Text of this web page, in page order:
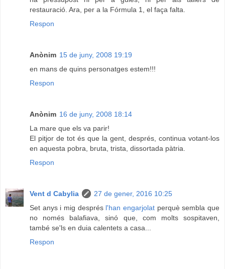
restauració. Ara, per a la Fórmula 1, el faça falta.
Respon
Anònim 15 de juny, 2008 19:19
en mans de quins personatges estem!!!
Respon
Anònim 16 de juny, 2008 18:14
La mare que els va parir!
El pitjor de tot és que la gent, després, continua votant-los
en aquesta pobra, bruta, trista, dissortada pàtria.
Respon
Vent d Cabylia
27 de gener, 2016 10:25
Set anys i mig després l'han engarjolat perquè sembla que
no només balafiava, sinó que, com molts sospitaven,
també se'ls en duia calentets a casa...
Respon